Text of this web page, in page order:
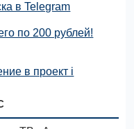
в Telegram
по 200 рублей!
в проект i